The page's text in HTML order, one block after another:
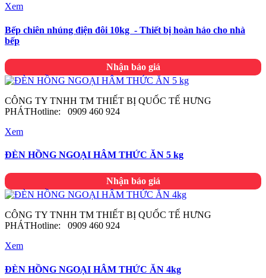
Xem
Bếp chiên nhúng điện đôi 10kg - Thiết bị hoàn hảo cho nhà
bếp
Nhận báo giá
CÔNG TY TNHH TM THIẾT BỊ QUỐC TẾ HƯNG
PHÁTHotline: 0909 460 924
Xem
ĐÈN HỒNG NGOẠI HÂM THỨC ĂN 5 kg
Nhận báo giá
CÔNG TY TNHH TM THIẾT BỊ QUỐC TẾ HƯNG
PHÁTHotline: 0909 460 924
Xem
ĐÈN HỒNG NGOẠI HÂM THỨC ĂN 4kg